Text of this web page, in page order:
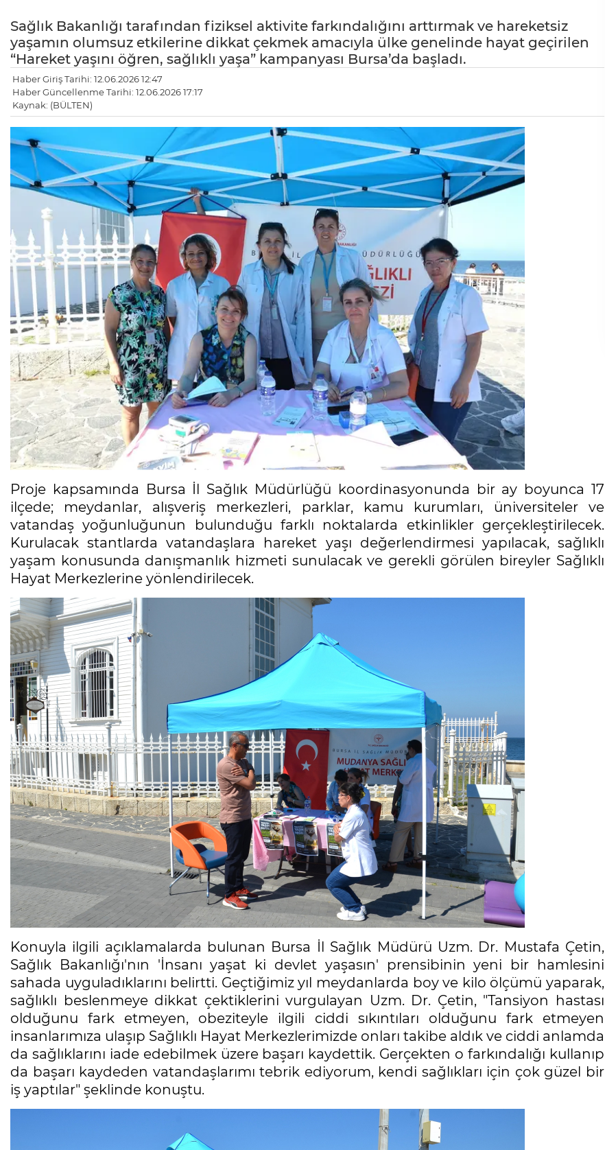
Sağlık Bakanlığı tarafından fiziksel aktivite farkındalığını arttırmak ve hareketsiz
yaşamın olumsuz etkilerine dikkat çekmek amacıyla ülke genelinde hayat geçirilen
“Hareket yaşını öğren, sağlıklı yaşa” kampanyası Bursa’da başladı.
Haber Giriş Tarihi: 12.06.2026 12:47
Haber Güncellenme Tarihi: 12.06.2026 17:17
Kaynak: (BÜLTEN)
Proje kapsamında Bursa İl Sağlık Müdürlüğü koordinasyonunda bir ay boyunca 17
ilçede; meydanlar, alışveriş merkezleri, parklar, kamu kurumları, üniversiteler ve
vatandaş yoğunluğunun bulunduğu farklı noktalarda etkinlikler gerçekleştirilecek.
Kurulacak stantlarda vatandaşlara hareket yaşı değerlendirmesi yapılacak, sağlıklı
yaşam konusunda danışmanlık hizmeti sunulacak ve gerekli görülen bireyler Sağlıklı
Hayat Merkezlerine yönlendirilecek.
Konuyla ilgili açıklamalarda bulunan Bursa İl Sağlık Müdürü Uzm. Dr. Mustafa Çetin,
Sağlık Bakanlığı'nın 'İnsanı yaşat ki devlet yaşasın' prensibinin yeni bir hamlesini
sahada uyguladıklarını belirtti. Geçtiğimiz yıl meydanlarda boy ve kilo ölçümü yaparak,
sağlıklı beslenmeye dikkat çektiklerini vurgulayan Uzm. Dr. Çetin, "Tansiyon hastası
olduğunu fark etmeyen, obeziteyle ilgili ciddi sıkıntıları olduğunu fark etmeyen
insanlarımıza ulaşıp Sağlıklı Hayat Merkezlerimizde onları takibe aldık ve ciddi anlamda
da sağlıklarını iade edebilmek üzere başarı kaydettik. Gerçekten o farkındalığı kullanıp
da başarı kaydeden vatandaşlarımı tebrik ediyorum, kendi sağlıkları için çok güzel bir
iş yaptılar" şeklinde konuştu.